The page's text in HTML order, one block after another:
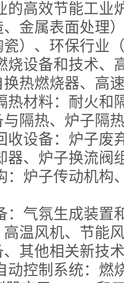
的高效节能工业
金属表面处理
）、环保行业
烧设备和技术、
热燃烧器、高
热材料：耐火和
隔热、炉子隔
收设备：炉子废
器、炉子换流阀
：炉子传动机构
：气氛生成装置
温风机、节能
其他相关新技
动控制系统：燃